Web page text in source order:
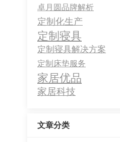
卓月圆品牌解析
定制化生产
定制寝具
定制寝具解决方案
定制床垫服务
家居优品
家居科技
文章分类